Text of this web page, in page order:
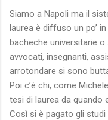
Siamo a Napoli ma il
laurea è diffuso un po’
bacheche universitarie
avvocati, insegnanti,
arrotondare si sono
Poi c’è chi, come
tesi di laurea da quando
Così si è pagato gli studi